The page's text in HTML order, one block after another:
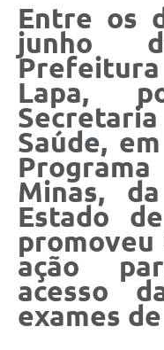
Entre os
junho
Prefeitura
Lapa,
Saúde,
Minas,
Estado
ação
acesso
exames